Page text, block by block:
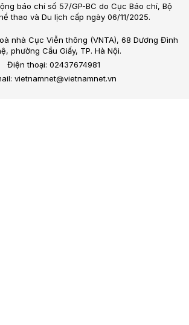
báo chí số 57/GP-BC do Cục Báo chí, Bộ
thao và Du lịch cấp ngày 06/11/2025.
nhà Cục Viễn thông (VNTA), 68 Dương Đình
phường Cầu Giấy, TP. Hà Nội.
Điện thoại: 02437674981
vietnamnet@vietnamnet.vn